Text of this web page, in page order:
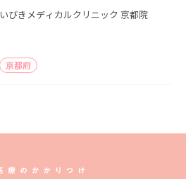
いびきメディカルクリニック 京都院
京都府